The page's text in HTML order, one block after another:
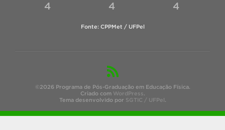
4
4
4
Fonte: CPPMet / UFPel
©2026 Programa de Pós-Graduação em Educação Física.
Criado com WordPress.
Tema desenvolvido por SGTIC / UFPel .